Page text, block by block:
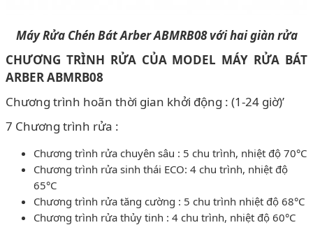
Máy Rửa Chén Bát Arber ABMRB08 với hai giàn rửa
CHƯƠNG TRÌNH RỬA CỦA MODEL MÁY RỬA BÁT
ARBER ABMRB08
Chương trình hoãn thời gian khởi động : (1-24 giờ)’
7 Chương trình rửa :
Chương trình rửa chuyên sâu : 5 chu trình, nhiệt độ 70°C
Chương trình rửa sinh thái ECO: 4 chu trình, nhiệt độ
65°C
Chương trình rửa tăng cường : 5 chu trình nhiệt độ 68°C
Chương trình rửa thủy tinh : 4 chu trình, nhiệt độ 60°C